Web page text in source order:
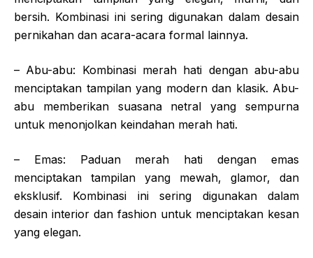
bersih. Kombinasi ini sering digunakan dalam desain
pernikahan dan acara-acara formal lainnya.
– Abu-abu: Kombinasi merah hati dengan abu-abu
menciptakan tampilan yang modern dan klasik. Abu-
abu memberikan suasana netral yang sempurna
untuk menonjolkan keindahan merah hati.
– Emas: Paduan merah hati dengan emas
menciptakan tampilan yang mewah, glamor, dan
eksklusif. Kombinasi ini sering digunakan dalam
desain interior dan fashion untuk menciptakan kesan
yang elegan.